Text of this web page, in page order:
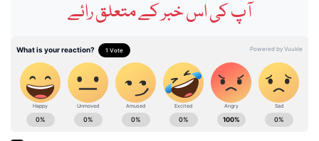
آپ کی اس خبر کے متعلق رائے